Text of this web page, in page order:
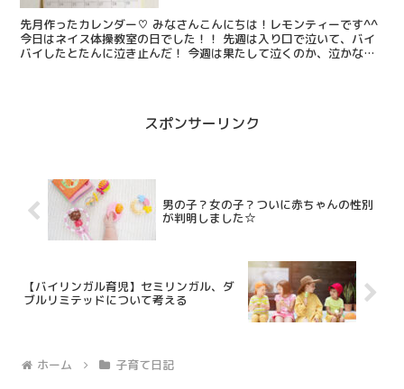
先月作ったカレンダー♡ みなさんこんにちは！レモンティーです^^
今日はネイス体操教室の日でした！！ 先週は入り口で泣いて、バイ
バイしたとたんに泣き止んだ！ 今週は果たして泣くのか、泣かない
スポンサーリンク
男の子？女の子？ついに赤ちゃんの性別
が判明しました☆
【バイリンガル育児】セミリンガル、ダ
ブルリミテッドについて考える
ホーム 子育て日記